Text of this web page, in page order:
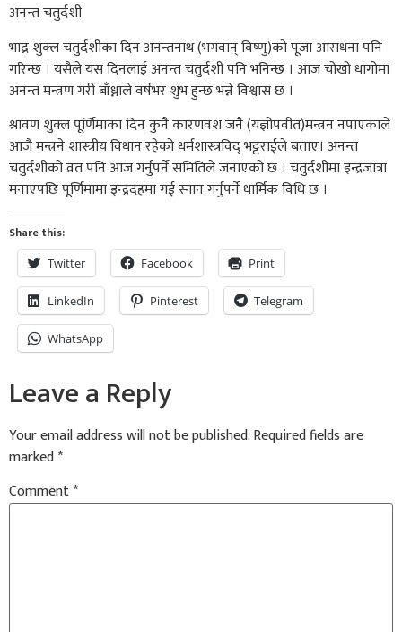
अनन्त चतुर्दशी
भाद्र शुक्ल चतुर्दशीका दिन अनन्तनाथ (भगवान् विष्णु)को पूजा आराधना पनि
गरिन्छ । यसैले यस दिनलाई अनन्त चतुर्दशी पनि भनिन्छ । आज चोखो धागोमा
अनन्त मन्त्रण गरी बाँध्नाले वर्षभर शुभ हुन्छ भन्ने विश्वास छ ।
श्रावण शुक्ल पूर्णिमाका दिन कुनै कारणवश जनै (यज्ञोपवीत)मन्त्रन नपाएकाले
आजै मन्त्रने शास्त्रीय विधान रहेको धर्मशास्त्रविद् भट्टराईले बताए। अनन्त
चतुर्दशीको व्रत पनि आज गर्नुपर्ने समितिले जनाएको छ । चतुर्दशीमा इन्द्रजात्रा
मनाएपछि पूर्णिमामा इन्द्रदहमा गई स्नान गर्नुपर्ने धार्मिक विधि छ ।
Share this:
Twitter Facebook Print
LinkedIn Pinterest Telegram
WhatsApp
Leave a Reply
Your email address will not be published.Required fields are
marked*
Comment*